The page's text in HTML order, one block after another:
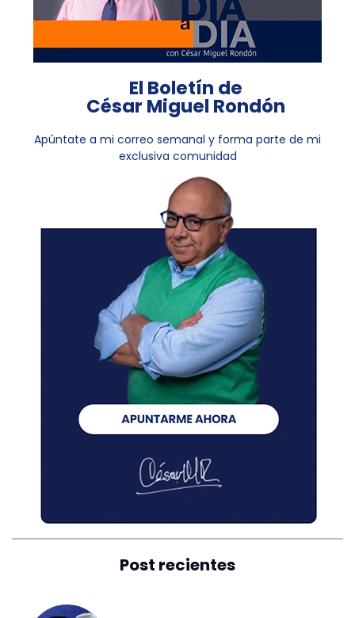
El Boletín de
César Miguel Rondón
Apúntate a mi correo semanal y forma parte de mi
exclusiva comunidad
Post recientes